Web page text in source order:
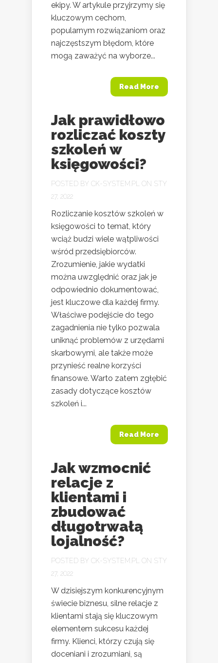
ekipy. W artykule przyjrzymy się
kluczowym cechom,
popularnym rozwiązaniom oraz
najczęstszym błędom, które
mogą zaważyć na wyborze...
Read More
Jak prawidłowo
rozliczać koszty
szkoleń w
księgowości?
POSTED BY CK-SYSTEM.PL ON STY
27, 2022
Rozliczanie kosztów szkoleń w
księgowości to temat, który
wciąż budzi wiele wątpliwości
wśród przedsiębiorców.
Zrozumienie, jakie wydatki
można uwzględnić oraz jak je
odpowiednio dokumentować,
jest kluczowe dla każdej firmy.
Właściwe podejście do tego
zagadnienia nie tylko pozwala
uniknąć problemów z urzędami
skarbowymi, ale także może
przynieść realne korzyści
finansowe. Warto zatem zgłębić
zasady dotyczące kosztów
szkoleń i...
Read More
Jak wzmocnić
relacje z
klientami i
zbudować
długotrwałą
lojalność?
POSTED BY CK-SYSTEM.PL ON STY
27, 2022
W dzisiejszym konkurencyjnym
świecie biznesu, silne relacje z
klientami stają się kluczowym
elementem sukcesu każdej
firmy. Klienci, którzy czują się
doceniani i zrozumiani, są